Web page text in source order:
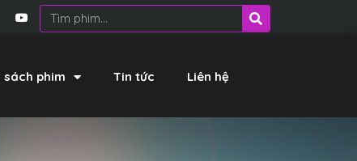
sách phim Tin tức Liên hệ